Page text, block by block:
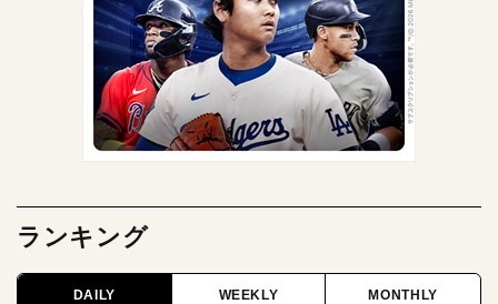
ランキング
DAILY WEEKLY MONTHLY